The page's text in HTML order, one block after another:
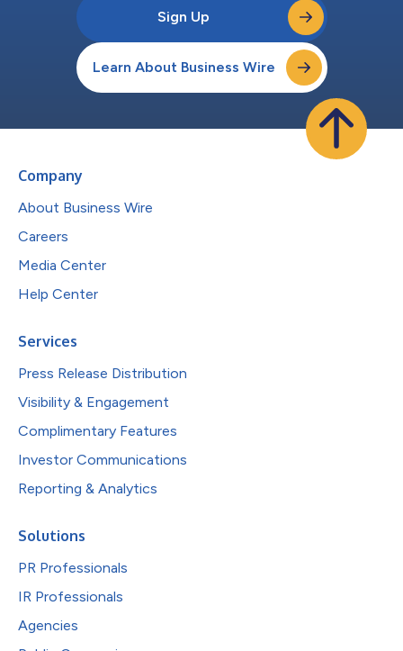
Sign Up
Learn About Business Wire
Company
About Business Wire
Careers
Media Center
Help Center
Services
Press Release Distribution
Visibility & Engagement
Complimentary Features
Investor Communications
Reporting & Analytics
Solutions
PR Professionals
IR Professionals
Agencies